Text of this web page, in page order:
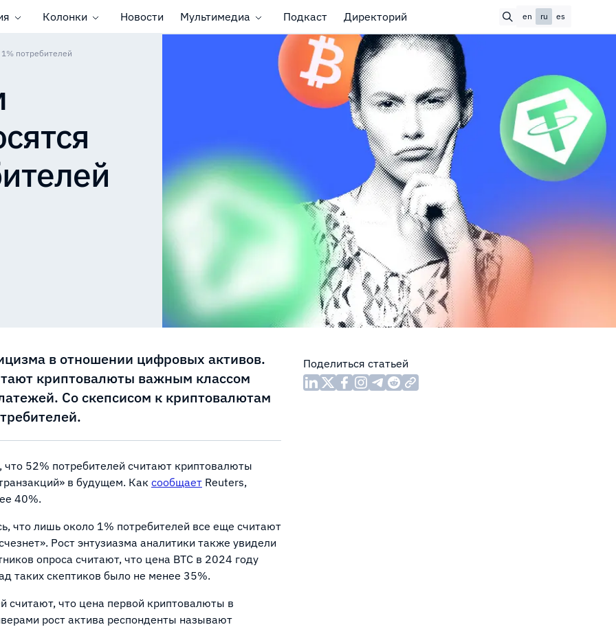
Колонки Новости Мультимедиа Подкаст Директорий en ru es
потребителей
в отношении цифровых активов.
криптовалюты важным классом
Со скепсисом к криптовалютам
52% потребителей считают криптовалюты
в будущем. Как сообщает Reuters,
40%.
что лишь около 1% потребителей все еще считают
Рост энтузиазма аналитики также увидели
опроса считают, что цена BTC в 2024 году
таких скептиков было не менее 35%.
считают, что цена первой криптовалюты в
рост актива респонденты называют
Поделиться статьей